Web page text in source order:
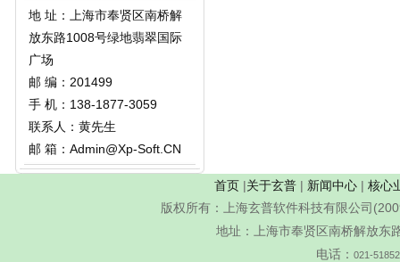
地 址：上海市奉贤区南桥解
放东路1008号绿地翡翠国际
广场
邮 编：201499
手 机：138-1877-3059
联系人：黄先生
邮 箱：Admin@Xp-Soft.CN
首页 |关于玄普 | 新闻中心 | 核心
版权所有：上海玄普软件科技有限公司
地址：上海市奉贤区南桥解放东
电话： 021-